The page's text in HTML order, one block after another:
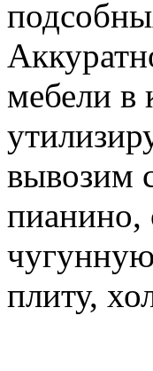
мебели в
вывозим
пианино,
плиту,